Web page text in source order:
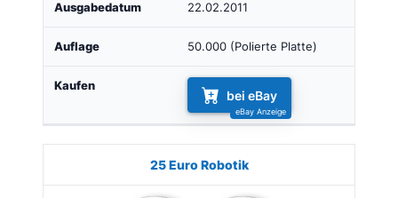
22.02.2011
50.000 (Polierte Platte)
bei eBay
25 Euro Robotik